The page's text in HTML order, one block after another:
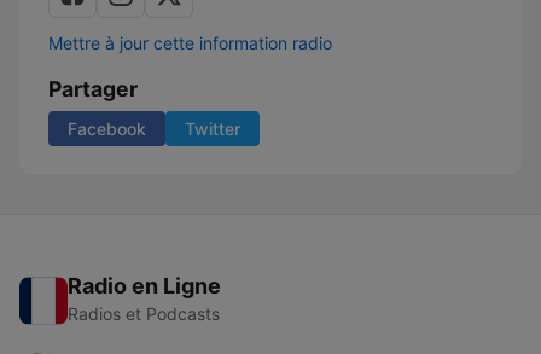
Mettre à jour cette information radio
Partager
Facebook Twitter
Radio en Ligne
Radios et Podcasts